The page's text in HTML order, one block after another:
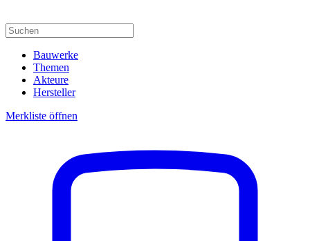
Bauwerke
Themen
Akteure
Hersteller
Merkliste öffnen